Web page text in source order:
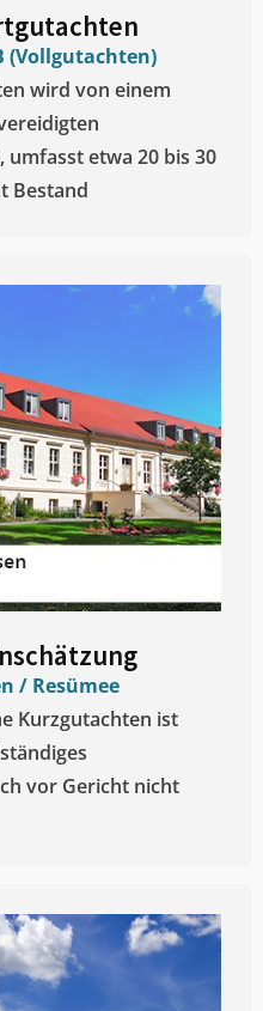
(Vollgutachten)
wird von einem
etwa 20 bis 30
Bestand
/ Resümee
Kurzgutachten ist
vor Gericht nicht